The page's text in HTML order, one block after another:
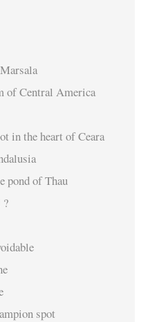
of Central America
in the heart of Ceara
pond of Thau
?
spot